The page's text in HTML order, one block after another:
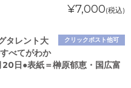
¥7,000(税込)
クリックポスト他可
タレント大
べてがわか
日●表紙＝榊原郁恵・国広富